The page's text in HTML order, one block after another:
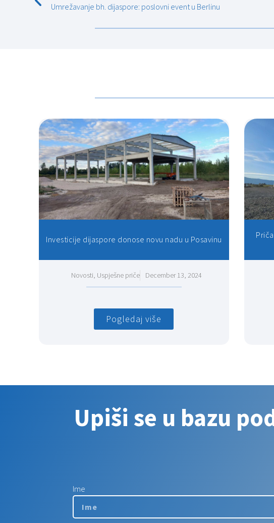
Umrežavanje bh. dijaspore: poslovni event u Berlinu
Investicije dijaspore donose novu nadu u Posavinu
Novosti Uspješne priče December 13, 2024
Pogledaj više
Upiši se u bazu
Ime